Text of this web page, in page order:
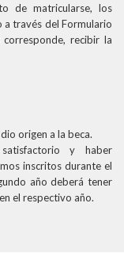
de matricularse, los
través del Formulario
recibir la
origen a la beca.
y haber
inscritos durante el
año deberá tener
el respectivo año.